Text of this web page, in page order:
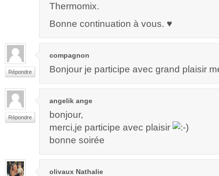
Thermomix.
Bonne continuation à vous. ♥
Répondre
compagnon
Bonjour je participe avec grand plaisir
Répondre
angelik ange
bonjour,
merci,je participe avec plaisir
bonne soirée
olivaux Nathalie